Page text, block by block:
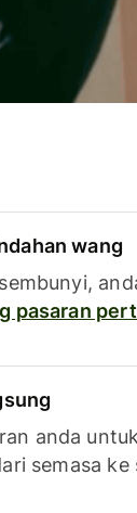
wang
pasaran
anda
semasa ke